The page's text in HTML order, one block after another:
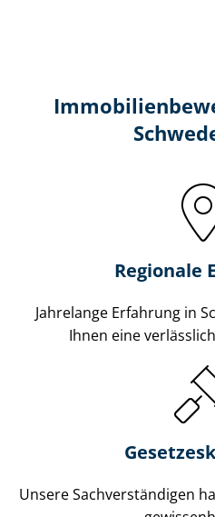
Regionale
Jahrelange Erfahrung in
Ihnen eine
Unsere Sach­ver­stän­di­gen